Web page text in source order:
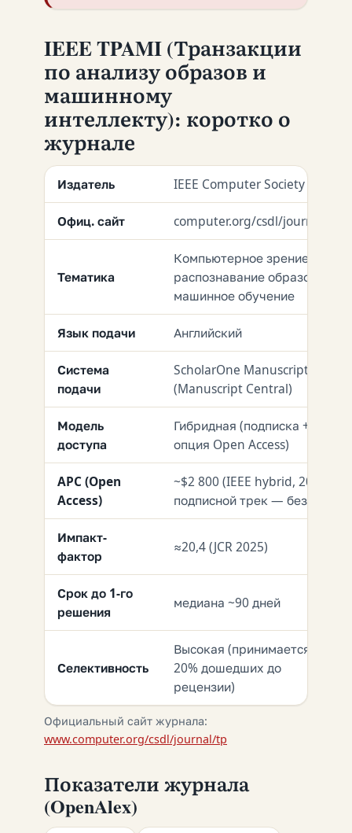
IEEE TPAMI (Транзакции
по анализу образов и
машинному
интеллекту): коротко о
журнале
Издатель IEEE Computer Society
Офиц. сайт computer.org/csdl/journal/tp
Тематика
Компьютерное зрение,
распознавание образов,
машинное обучение
Язык подачи Английский
Система
подачи
ScholarOne Manuscripts
(Manuscript Central)
Модель
доступа
Гибридная (подписка +
опция Open Access)
APC (Open
Access)
~$2 800 (IEEE hybrid, 2026);
подписной трек — без APC
Импакт-
фактор
≈20,4 (JCR 2025)
Срок до 1-го
решения
медиана ~90 дней
Селективность
Высокая (принимается ~15-
20% дошедших до
рецензии)
Официальный сайт журнала:
www.computer.org/csdl/journal/tp
Показатели журнала
(OpenAlex)